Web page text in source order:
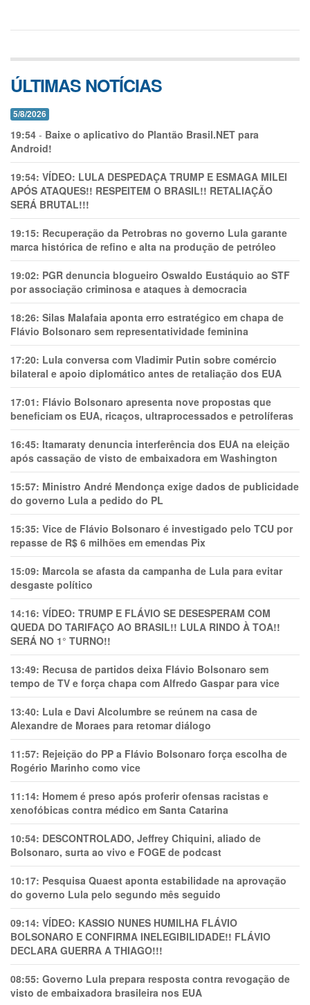
ÚLTIMAS NOTÍCIAS
5/8/2026
19:54 - Baixe o aplicativo do Plantão Brasil.NET para
Android!
19:54: VÍDEO: LULA DESPEDAÇA TRUMP E ESMAGA MILEI
APÓS ATAQUES!! RESPEITEM O BRASIL!! RETALIAÇÃO
SERÁ BRUTAL!!!
19:15: Recuperação da Petrobras no governo Lula garante
marca histórica de refino e alta na produção de petróleo
19:02: PGR denuncia blogueiro Oswaldo Eustáquio ao STF
por associação criminosa e ataques à democracia
18:26: Silas Malafaia aponta erro estratégico em chapa de
Flávio Bolsonaro sem representatividade feminina
17:20: Lula conversa com Vladimir Putin sobre comércio
bilateral e apoio diplomático antes de retaliação dos EUA
17:01: Flávio Bolsonaro apresenta nove propostas que
beneficiam os EUA, ricaços, ultraprocessados e petrolíferas
16:45: Itamaraty denuncia interferência dos EUA na eleição
após cassação de visto de embaixadora em Washington
15:57: Ministro André Mendonça exige dados de publicidade
do governo Lula a pedido do PL
15:35: Vice de Flávio Bolsonaro é investigado pelo TCU por
repasse de R$ 6 milhões em emendas Pix
15:09: Marcola se afasta da campanha de Lula para evitar
desgaste político
14:16: VÍDEO: TRUMP E FLÁVIO SE DESESPERAM COM
QUEDA DO TARIFAÇO AO BRASIL!! LULA RINDO À TOA!!
SERÁ NO 1° TURNO!!
13:49: Recusa de partidos deixa Flávio Bolsonaro sem
tempo de TV e força chapa com Alfredo Gaspar para vice
13:40: Lula e Davi Alcolumbre se reúnem na casa de
Alexandre de Moraes para retomar diálogo
11:57: Rejeição do PP a Flávio Bolsonaro força escolha de
Rogério Marinho como vice
11:14: Homem é preso após proferir ofensas racistas e
xenofóbicas contra médico em Santa Catarina
10:54: DESCONTROLADO, Jeffrey Chiquini, aliado de
Bolsonaro, surta ao vivo e FOGE de podcast
10:17: Pesquisa Quaest aponta estabilidade na aprovação
do governo Lula pelo segundo mês seguido
09:14: VÍDEO: KASSIO NUNES HUMlLHA FLÁVIO
BOLSONARO E CONFIRMA INELEGIBILIDADE!! FLÁVIO
DECLARA GUERRA A THIAGO!!!
08:55: Governo Lula prepara resposta contra revogação de
visto de embaixadora brasileira nos EUA